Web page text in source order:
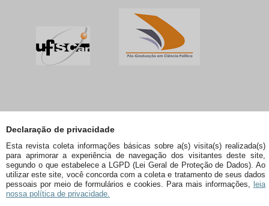
Declaração de privacidade
Esta revista coleta informações básicas sobre a(s) visita(s) realizada(s)
para aprimorar a experiência de navegação dos visitantes deste site,
segundo o que estabelece a LGPD (Lei Geral de Proteção de Dados). Ao
utilizar este site, você concorda com a coleta e tratamento de seus dados
pessoais por meio de formulários e cookies. Para mais informações, leia
nossa política de privacidade.